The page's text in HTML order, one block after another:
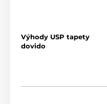
akrylovým lepidlem s
dokonalé uchycení.
Rozměr tapety v roli
Výhody USP tapety
dovido